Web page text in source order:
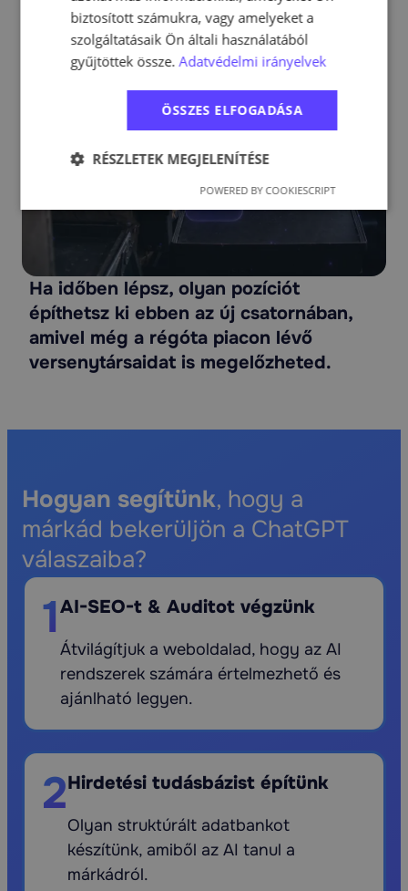
Ha időben lépsz, olyan pozíciót
építhetsz ki ebben az új csatornában,
amivel még a régóta piacon lévő
versenytársaidat is megelőzheted.
Hogyan segítünk, hogy a
márkád bekerüljön a ChatGPT
válaszaiba?
1 AI-SEO-t & Auditot végzünk
Átvilágítjuk a weboldalad, hogy az AI
rendszerek számára értelmezhető és
ajánlható legyen.
2Hirdetési tudásbázist építünk
Olyan struktúrált adatbankot
készítünk, amiből az AI tanul a
márkádról.
biztosított számukra, vagy amelyeket a
szolgáltatásaik Ön általi használatából
gyűjtöttek össze.Adatvédelmi irányelvek
ÖSSZES ELFOGADÁSA
RÉSZLETEK MEGJELENÍTÉSE
POWERED BY COOKIESCRIPT